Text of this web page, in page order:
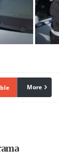
linkedin
More